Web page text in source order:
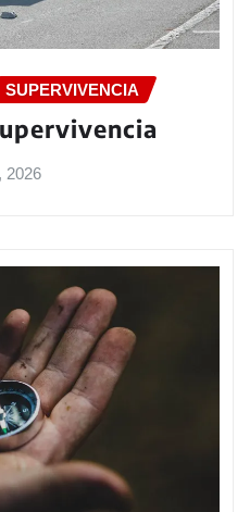
SUPERVIVENCIA
2026